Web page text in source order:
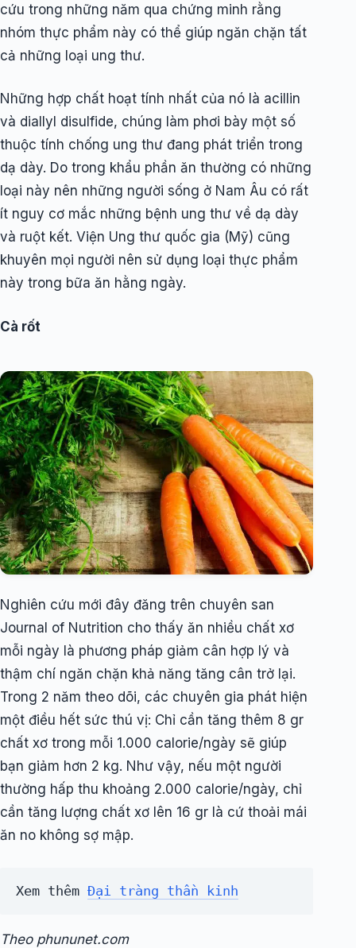
cứu trong những năm qua chứng minh rằng
nhóm thực phẩm này có thể giúp ngăn chặn tất
cả những loại ung thư.
Những hợp chất hoạt tính nhất của nó là acillin
và diallyl disulfide, chúng làm phơi bày một số
thuộc tính chống ung thư đang phát triển trong
dạ dày. Do trong khẩu phần ăn thường có những
loại này nên những người sống ở Nam Âu có rất
ít nguy cơ mắc những bệnh ung thư về dạ dày
và ruột kết. Viện Ung thư quốc gia (Mỹ) cũng
khuyên mọi người nên sử dụng loại thực phẩm
này trong bữa ăn hằng ngày.
Cà rốt
Nghiên cứu mới đây đăng trên chuyên san
Journal of Nutrition cho thấy ăn nhiều chất xơ
mỗi ngày là phương pháp giảm cân hợp lý và
thậm chí ngăn chặn khả năng tăng cân trở lại.
Trong 2 năm theo dõi, các chuyên gia phát hiện
một điều hết sức thú vị: Chỉ cần tăng thêm 8 gr
chất xơ trong mỗi 1.000 calorie/ngày sẽ giúp
bạn giảm hơn 2 kg. Như vậy, nếu một người
thường hấp thu khoảng 2.000 calorie/ngày, chỉ
cần tăng lượng chất xơ lên 16 gr là cứ thoải mái
ăn no không sợ mập.
Xem thêm Đại tràng thần kinh
Theo phununet.com